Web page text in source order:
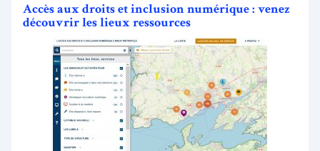
Accès aux droits et inclusion numérique : venez
découvrir les lieux ressources